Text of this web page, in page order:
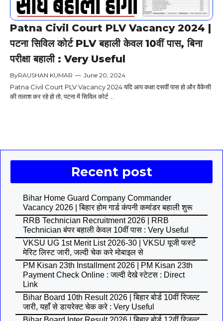
Patna Civil Court PLV Vacancy 2024 |
पटना सिविल कोर्ट PLV बहाली केवल 10वीं पास, बिना
परीक्षा बहाली : Very Useful
ByRAUSHAN KUMAR — June 20, 2024
Patna Civil Court PLV Vacancy 2024 यदि आप कक्षा दसवीं पास हो और वैकेंसी
की तलाश कर रहे हो तो, पटना में सिविल कोर्ट ...
Recent post
Bihar Home Guard Company Commander
Vacancy 2026 | बिहार होम गार्ड कंपनी कमांडर बहाली शुरू
RRB Technician Recruitment 2026 | RRB
Technician बंपर बहाली केवल 10वीं पास : Very Useful
VKSU UG 1st Merit List 2026-30 | VKSU यूजी फर्स्ट
मेरिट लिस्ट जारी, जल्दी चेक करे मोबाइल से
PM Kisan 23th Installment 2026 | PM Kisan 23th
Payment Check Online : जल्दी देखे स्टेटस : Direct
Link
Bihar Board 10th Result 2026 | बिहार बोर्ड 10वीं रिजल्ट
जारी, यहाँ से डायरेक्ट चेक करे : Very Useful